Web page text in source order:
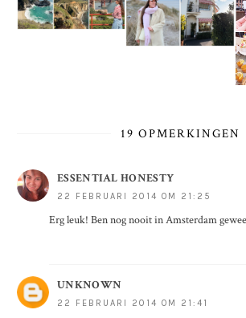
19 OPMERKINGEN
ESSENTIAL HONESTY
22 FEBRUARI 2014 OM 21:25
Erg leuk! Ben nog nooit in Amsterdam
UNKNOWN
22 FEBRUARI 2014 OM 21:41